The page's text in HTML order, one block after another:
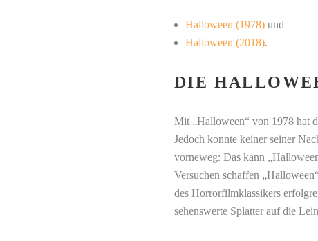
Halloween (1978) und
Halloween (2018).
DIE
Mit „Halloween“ von 1978 hat
Jedoch konnte keiner seiner
vorneweg: Das kann
Versuchen schaffen
des Horrorfilmklassikers
sehenswerte Splatter auf die